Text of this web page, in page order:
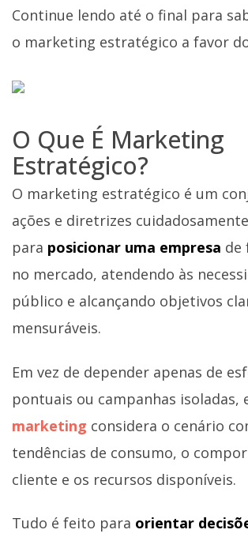
Continue lendo até o final para
o marketing estratégico a favor
O Que É Marketing
Estratégico?
O marketing estratégico é um
ações e diretrizes
para posicionar uma empresa de
no mercado, atendendo às
público e alcançando objetivos
mensuráveis.
Em vez de depender apenas de
pontuais ou campanhas isoladas,
marketing considera o cenário
tendências de consumo, o
cliente e os recursos disponíveis.
Tudo é feito para orientar